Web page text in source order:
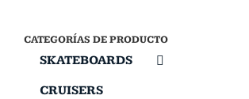
CATEGORÍAS DE PRODUCTO
SKATEBOARDS
CRUISERS